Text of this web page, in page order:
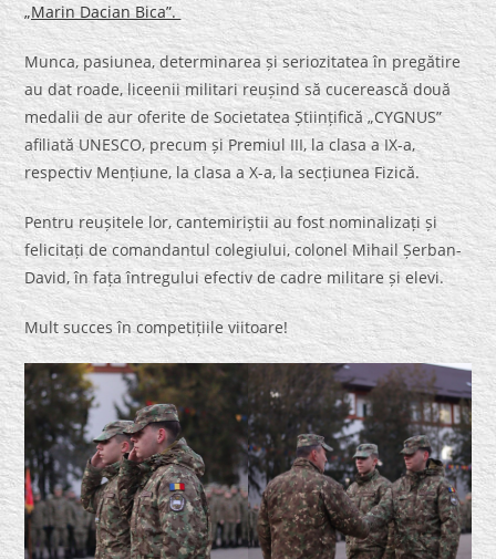
„Marin Dacian Bica”.
Munca, pasiunea, determinarea și seriozitatea în pregătire
au dat roade, liceenii militari reușind să cucerească două
medalii de aur oferite de Societatea Științifică „CYGNUS”
afiliată UNESCO, precum și Premiul III, la clasa a IX-a,
respectiv Mențiune, la clasa a X-a, la secțiunea Fizică.
Pentru reușitele lor, cantemiriștii au fost nominalizați și
felicitați de comandantul colegiului, colonel Mihail Șerban-
David, în fața întregului efectiv de cadre militare și elevi.
Mult succes în competițiile viitoare!